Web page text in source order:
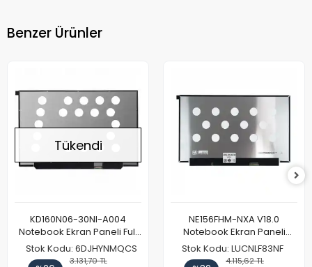
Benzer Ürünler
Tükendi
KD160N06-30NI-A004
Notebook Ekran Paneli Full
HD
Stok Kodu: 6DJHYNMQCS
3.131,70 TL
NE156FHM-NXA V18.0
Notebook Ekran Paneli
144Hz
Stok Kodu: LUCNLF83NF
4.115,62 TL